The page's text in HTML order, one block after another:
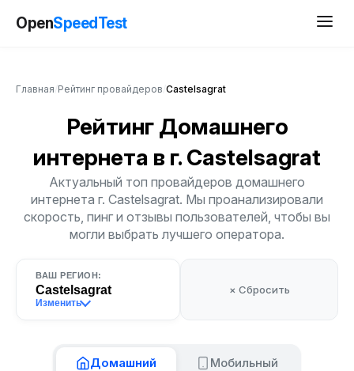
OpenSpeedTest
Главная Рейтинг провайдеров Castelsagrat
Рейтинг Домашнего
интернета в г. Castelsagrat
Актуальный топ провайдеров домашнего
интернета г. Castelsagrat. Мы проанализировали
скорость, пинг и отзывы пользователей, чтобы вы
могли выбрать лучшего оператора.
ВАШ РЕГИОН:
Castelsagrat
Изменить
× Сбросить
Домашний Мобильный